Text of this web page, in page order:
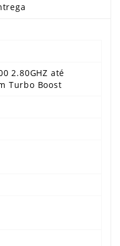
2.80GHZ até
Turbo Boost